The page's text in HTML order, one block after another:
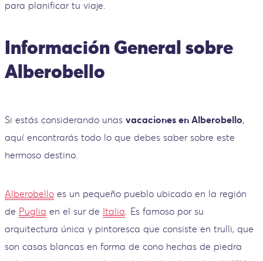
para planificar tu viaje.
Información General sobre
Alberobello
Si estás considerando unas vacaciones en Alberobello,
aquí encontrarás todo lo que debes saber sobre este
hermoso destino.
Alberobello es un pequeño pueblo ubicado en la región
de Puglia en el sur de Italia . Es famoso por su
arquitectura única y pintoresca que consiste en trulli, que
son casas blancas en forma de cono hechas de piedra